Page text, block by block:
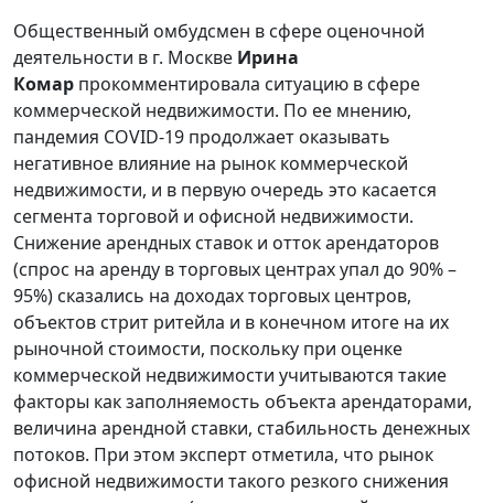
Общественный омбудсмен в сфере оценочной
деятельности в г. Москве Ирина
Комар прокомментировала ситуацию в сфере
коммерческой недвижимости. По ее мнению,
пандемия COVID-19 продолжает оказывать
негативное влияние на рынок коммерческой
недвижимости, и в первую очередь это касается
сегмента торговой и офисной недвижимости.
Снижение арендных ставок и отток арендаторов
(спрос на аренду в торговых центрах упал до 90% –
95%) сказались на доходах торговых центров,
объектов стрит ритейла и в конечном итоге на их
рыночной стоимости, поскольку при оценке
коммерческой недвижимости учитываются такие
факторы как заполняемость объекта арендаторами,
величина арендной ставки, стабильность денежных
потоков. При этом эксперт отметила, что рынок
офисной недвижимости такого резкого снижения